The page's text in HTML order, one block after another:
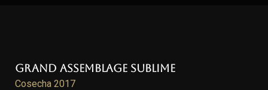
Grand Assemblage Sublime
Cosecha 2017